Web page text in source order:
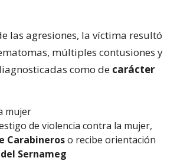
las agresiones, la víctima resultó
múltiples contusiones y
como de carácter
mujer
de violencia contra la mujer,
Carabineroso recibe orientación
del Sernameg